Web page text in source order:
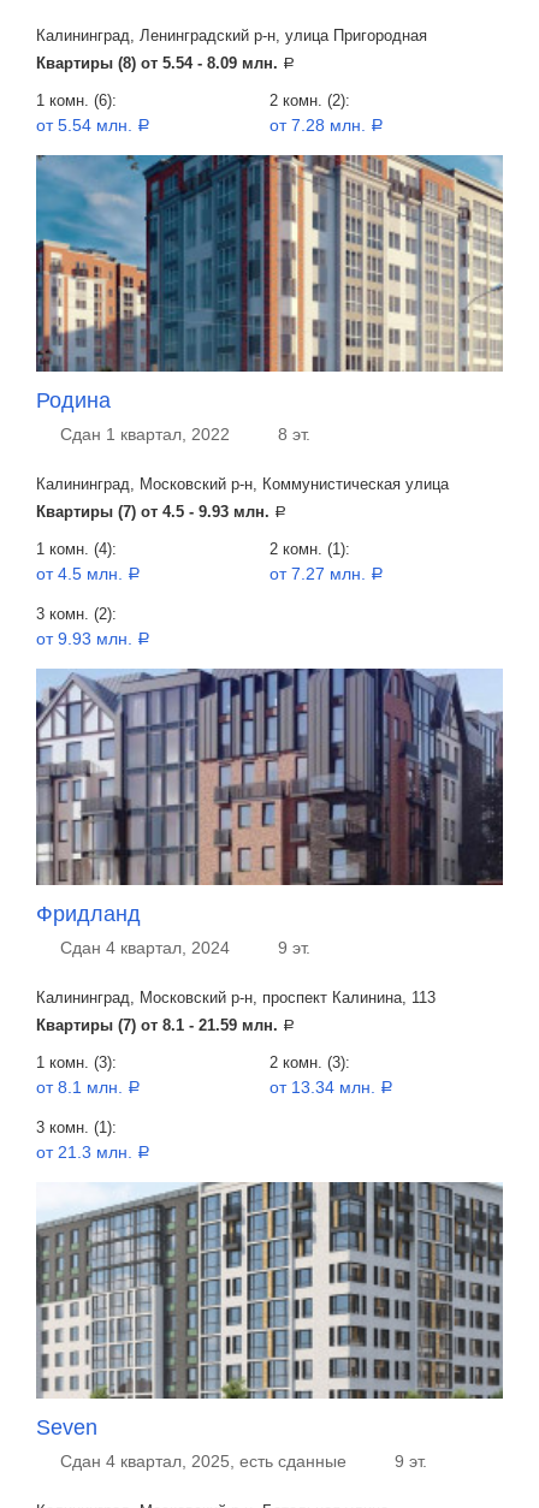
Калининград, Ленинградский р-н, улица Пригородная
Квартиры (8) от 5.54 - 8.09 млн. a
1 комн. (6):
от 5.54 млн. a
2 комн. (2):
от 7.28 млн. a
Родина
Сдан 1 квартал, 2022 8 эт.
Калининград, Московский р-н, Коммунистическая улица
Квартиры (7) от 4.5 - 9.93 млн. a
1 комн. (4):
от 4.5 млн. a
2 комн. (1):
от 7.27 млн. a
3 комн. (2):
от 9.93 млн. a
Фридланд
Сдан 4 квартал, 2024 9 эт.
Калининград, Московский р-н, проспект Калинина, 113
Квартиры (7) от 8.1 - 21.59 млн. a
1 комн. (3):
от 8.1 млн. a
2 комн. (3):
от 13.34 млн. a
3 комн. (1):
от 21.3 млн. a
Seven
Сдан 4 квартал, 2025, есть сданные 9 эт.